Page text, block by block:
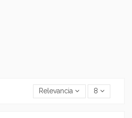
Relevancia 8